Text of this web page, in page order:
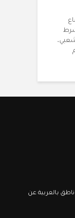
بالعربية عن